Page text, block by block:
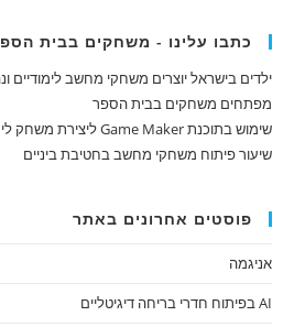
כתבו עלינו - משחקים בבית
ילדים בישראל יוצרים משחקי מחשב לימודיים
מפתחים משחקים בבית הספר
שימוש בתוכנת Game Maker ליצירת משחק לימודי רציני
שיעור פיתוח משחקי מחשב בחטיבת ביניים
פוסטים אחרונים באתר
אניגמה
AI בפיתוח חדרי בריחה דיגיטליים